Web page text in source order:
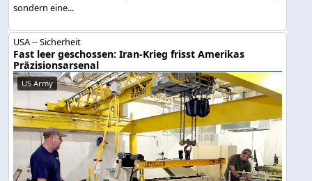
sondern eine...
USA -- Sicherheit
Fast leer geschossen: Iran-Krieg frisst Amerikas
Präzisionsarsenal
US Army